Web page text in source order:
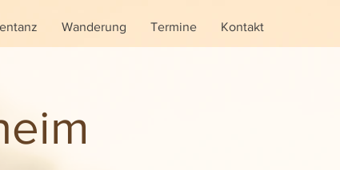
Wanderung Termine Kontakt